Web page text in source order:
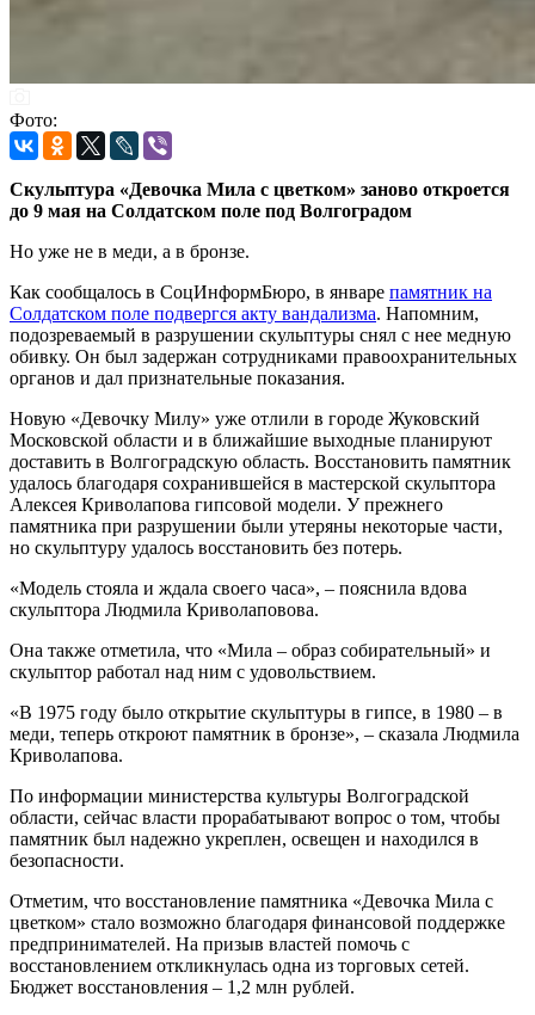
Фото:
Скульптура «Девочка Мила с цветком» заново откроется
до 9 мая на Солдатском поле под Волгоградом
Но уже не в меди, а в бронзе.
Как сообщалось в СоцИнформБюро, в январе памятник на
Солдатском поле подвергся акту вандализма. Напомним,
подозреваемый в разрушении скульптуры снял с нее медную
обивку. Он был задержан сотрудниками правоохранительных
органов и дал признательные показания.
Новую «Девочку Милу» уже отлили в городе Жуковский
Московской области и в ближайшие выходные планируют
доставить в Волгоградскую область. Восстановить памятник
удалось благодаря сохранившейся в мастерской скульптора
Алексея Криволапова гипсовой модели. У прежнего
памятника при разрушении были утеряны некоторые части,
но скульптуру удалось восстановить без потерь.
«Модель стояла и ждала своего часа», – пояснила вдова
скульптора Людмила Криволаповова.
Она также отметила, что «Мила – образ собирательный» и
скульптор работал над ним с удовольствием.
«В 1975 году было открытие скульптуры в гипсе, в 1980 – в
меди, теперь откроют памятник в бронзе», – сказала Людмила
Криволапова.
По информации министерства культуры Волгоградской
области, сейчас власти прорабатывают вопрос о том, чтобы
памятник был надежно укреплен, освещен и находился в
безопасности.
Отметим, что восстановление памятника «Девочка Мила с
цветком» стало возможно благодаря финансовой поддержке
предпринимателей. На призыв властей помочь с
восстановлением откликнулась одна из торговых сетей.
Бюджет восстановления – 1,2 млн рублей.